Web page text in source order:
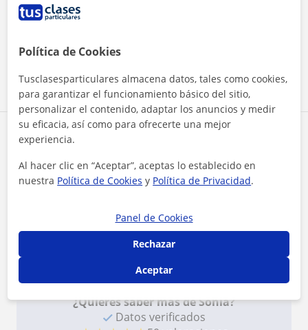
lo que le gusta, porque te enseña con mucha
clases de 1 de bachillerato. Y lo hemos notado en
recomendamos 100%
Ver todas las valoraciones
Reconocimientos
Profesor verificado
Sonia tiene el Perfil Verificado
¿Quieres saber más de Sonia?
Datos verificados
Política de Cookies
Tusclasesparticulares almacena datos, tales como cookies,
para garantizar el funcionamiento básico del sitio,
personalizar el contenido, adaptar los anuncios y medir
su eficacia, así como para ofrecerte una mejor
experiencia.
Al hacer clic en “Aceptar”, aceptas lo establecido en
nuestra Política de Cookies y Política de Privacidad.
Panel de Cookies
Rechazar
Aceptar